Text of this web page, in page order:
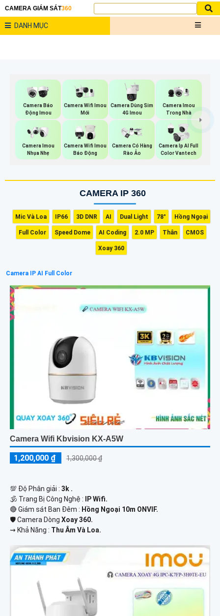
CAMERA GIÁM SÁT360
DANH MỤC
Camera Báo
Động Imou
Camera Wifi Imou
Mới
Camera Dùng Sim
4G Imou
Camera Imou
Trong Nhà
Camera Imou
Nhụa Nhẹ
Camera Wifi Imou
Báo Động
Camera Có Hàng
Rào Ảo
Camera Ip AI Full
Color Vantech
CAMERA IP 360
Mic Và Loa IP66 3D DNR AI Dual Light 78° Hồng Ngoại
Full Color Speed Dome AI Coding 2.0 MP Thân CMOS
Xoay 360
Camera IP AI Full Color
Camera Wifi Kbvision KX-A5W
1,200,000 ₫ 1,300,000 ₫
💯 Độ Phân giải : 3k .
🕉️ Trang Bị Công Nghệ :
IP Wifi.
🔴 Giám sát Ban Đêm : Hồng Ngoại 10m ONVIF.
🛡 Camera Dòng Xoay 360.
️⇝ Khả Năng : Thu Âm Và Loa.